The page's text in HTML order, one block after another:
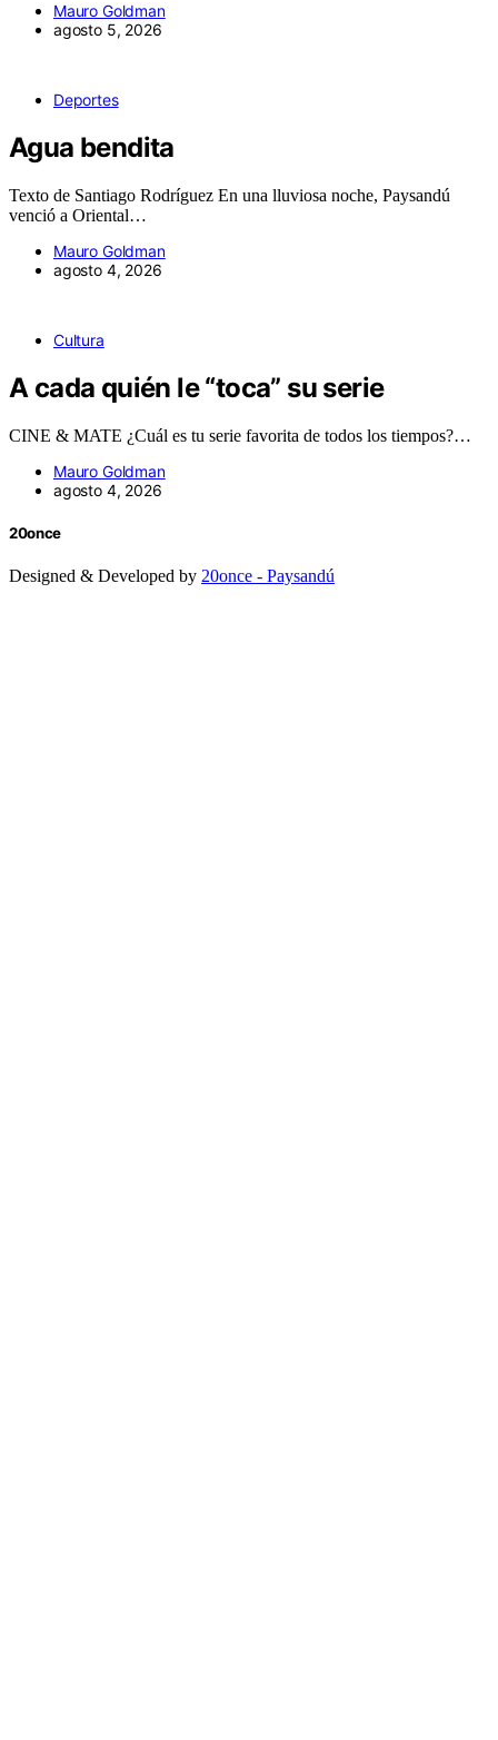
Mauro Goldman
agosto 5, 2026
Deportes
Agua bendita
Texto de Santiago Rodríguez En una lluviosa noche, Paysandú
venció a Oriental…
Mauro Goldman
agosto 4, 2026
Cultura
A cada quién le “toca” su serie
CINE & MATE ¿Cuál es tu serie favorita de todos los tiempos?…
Mauro Goldman
agosto 4, 2026
20once
Designed & Developed by 20once - Paysandú